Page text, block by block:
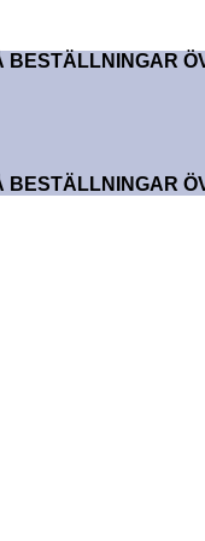
BESTÄLLNINGAR
BESTÄLLNINGAR